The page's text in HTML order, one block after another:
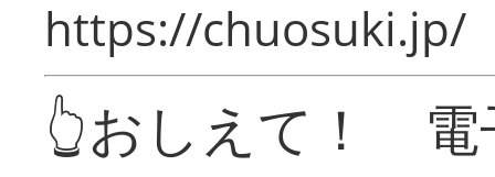
https://chuosuki.jp/
👆おしえて！ 電